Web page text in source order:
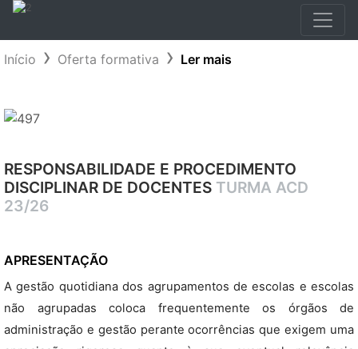
Início Oferta formativa Ler mais
RESPONSABILIDADE E PROCEDIMENTO
DISCIPLINAR DE DOCENTES TURMA ACD
23/26
APRESENTAÇÃO
A gestão quotidiana dos agrupamentos de escolas e escolas
não agrupadas coloca frequentemente os órgãos de
administração e gestão perante ocorrências que exigem uma